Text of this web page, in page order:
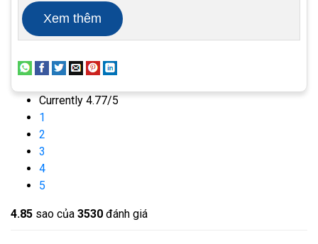
Máy bơm điều khiển động cơ nhỏ tạo ra một lực
Xem thêm
Currently 4.77/5
1
2
3
4
5
4.85 sao của 3530 đánh giá